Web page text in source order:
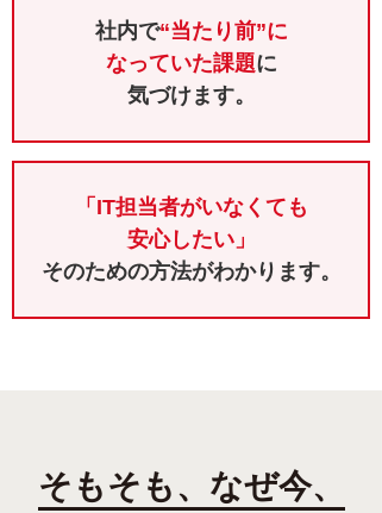
社内で“当たり前”に
なっていた課題に
気づけます。
「IT担当者がいなくても
安心したい」
そのための方法がわかります。
そもそも、なぜ今、